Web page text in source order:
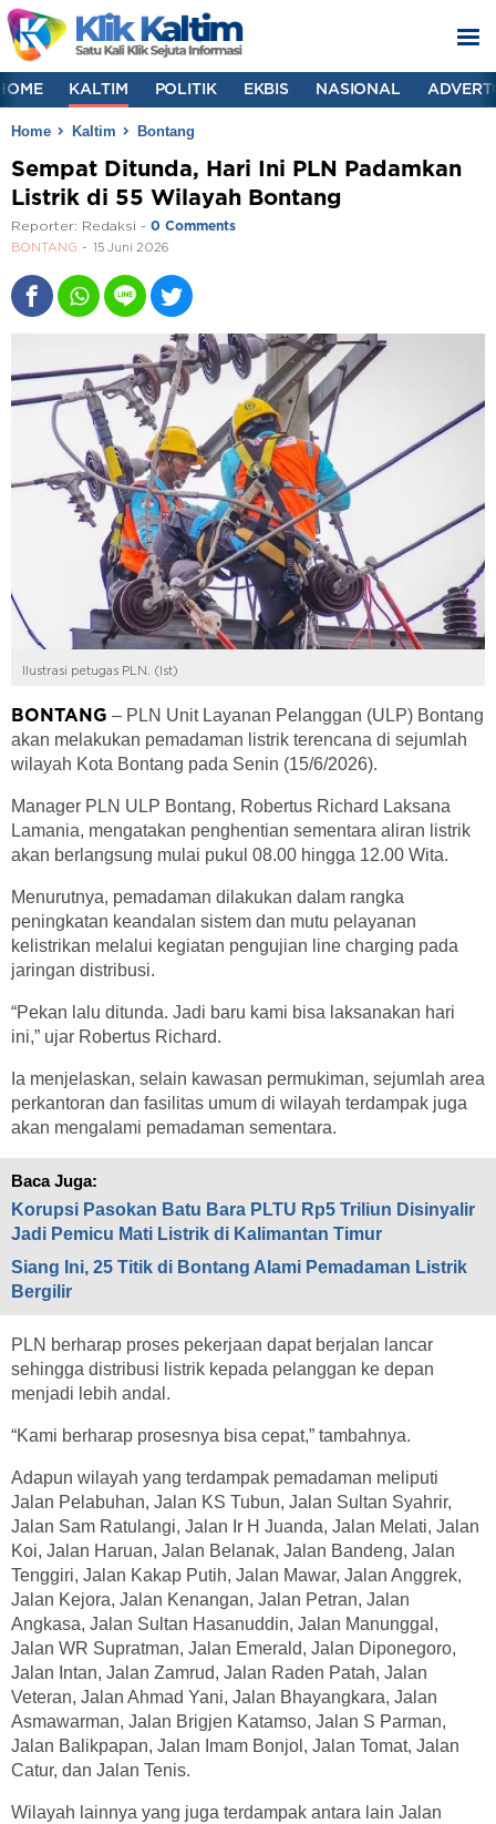
KALTIM POLITIK EKBIS NASIONAL
Home Kaltim Bontang
Sempat Ditunda, Hari Ini PLN Padamkan
Listrik di 55 Wilayah Bontang
Reporter: Redaksi - 0 Comments
BONTANG 15 Juni 2026
Ilustrasi petugas PLN. (Ist)
BONTANG – PLN Unit Layanan Pelanggan (ULP) Bontang
akan melakukan pemadaman listrik terencana di sejumlah
wilayah Kota Bontang pada Senin (15/6/2026).
Manager PLN ULP Bontang, Robertus Richard Laksana
Lamania, mengatakan penghentian sementara aliran listrik
akan berlangsung mulai pukul 08.00 hingga 12.00 Wita.
Menurutnya, pemadaman dilakukan dalam rangka
peningkatan keandalan sistem dan mutu pelayanan
kelistrikan melalui kegiatan pengujian line charging pada
jaringan distribusi.
“Pekan lalu ditunda. Jadi baru kami bisa laksanakan hari
ini,” ujar Robertus Richard.
Ia menjelaskan, selain kawasan permukiman, sejumlah area
perkantoran dan fasilitas umum di wilayah terdampak juga
akan mengalami pemadaman sementara.
Baca Juga:
Korupsi Pasokan Batu Bara PLTU Rp5 Triliun Disinyalir
Jadi Pemicu Mati Listrik di Kalimantan Timur
Siang Ini, 25 Titik di Bontang Alami Pemadaman Listrik
Bergilir
PLN berharap proses pekerjaan dapat berjalan lancar
sehingga distribusi listrik kepada pelanggan ke depan
menjadi lebih andal.
“Kami berharap prosesnya bisa cepat,” tambahnya.
Adapun wilayah yang terdampak pemadaman meliputi
Jalan Pelabuhan, Jalan KS Tubun, Jalan Sultan Syahrir,
Jalan Sam Ratulangi, Jalan Ir H Juanda, Jalan Melati, Jalan
Koi, Jalan Haruan, Jalan Belanak, Jalan Bandeng, Jalan
Tenggiri, Jalan Kakap Putih, Jalan Mawar, Jalan Anggrek,
Jalan Kejora, Jalan Kenangan, Jalan Petran, Jalan
Angkasa, Jalan Sultan Hasanuddin, Jalan Manunggal,
Jalan WR Supratman, Jalan Emerald, Jalan Diponegoro,
Jalan Intan, Jalan Zamrud, Jalan Raden Patah, Jalan
Veteran, Jalan Ahmad Yani, Jalan Bhayangkara, Jalan
Asmawarman, Jalan Brigjen Katamso, Jalan S Parman,
Jalan Balikpapan, Jalan Imam Bonjol, Jalan Tomat, Jalan
Catur, dan Jalan Tenis.
Wilayah lainnya yang juga terdampak antara lain Jalan